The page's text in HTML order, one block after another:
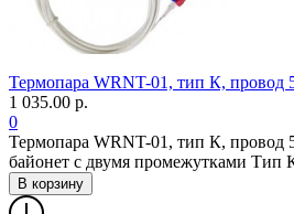
Термопара WRNT-01, тип К, провод
1 035.00 р.
0
Термопара WRNT-01, тип К, провод
байонет с двумя промежутками Тип
В корзину